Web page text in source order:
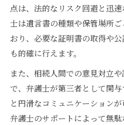
点は、法的なリスク回避と迅
士は遺言書の種類や保管場所
おり、必要な証明書の取得や
も的確に行えます。
また、相続人間での意見対立
で、弁護士が第三者として関
と円滑なコミュニケーションが
弁護士のサポートによって無